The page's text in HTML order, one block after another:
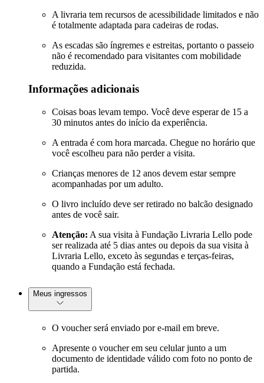
A livraria tem recursos de acessibilidade limitados e não
é totalmente adaptada para cadeiras de rodas.
As escadas são íngremes e estreitas, portanto o passeio
não é recomendado para visitantes com mobilidade
reduzida.
Informações adicionais
Coisas boas levam tempo. Você deve esperar de 15 a
30 minutos antes do início da experiência.
A entrada é com hora marcada. Chegue no horário que
você escolheu para não perder a visita.
Crianças menores de 12 anos devem estar sempre
acompanhadas por um adulto.
O livro incluído deve ser retirado no balcão designado
antes de você sair.
Atenção: A sua visita à Fundação Livraria Lello pode
ser realizada até 5 dias antes ou depois da sua visita à
Livraria Lello, exceto às segundas e terças-feiras,
quando a Fundação está fechada.
Meus ingressos
O voucher será enviado por e-mail em breve.
Apresente o voucher em seu celular junto a um
documento de identidade válido com foto no ponto de
partida.